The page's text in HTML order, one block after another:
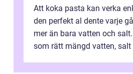
Att koka pasta kan verka
den perfekt al dente varje
mer än bara vatten och
som rätt mängd vatten, salt